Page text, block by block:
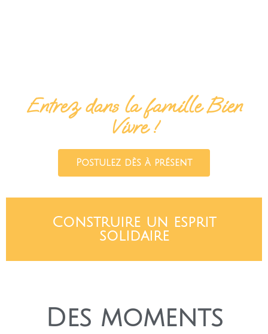
Entrez dans la famille Bien
Vivre !
Postulez dès à présent
Construire un esprit
solidaire
Des moments